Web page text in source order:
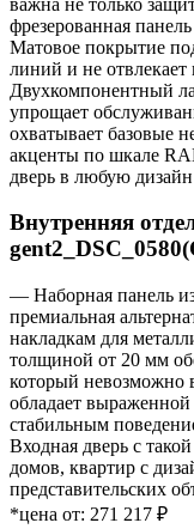
фрезерованная
Матовое покрытие
линий и не
Двухкомпонентный
упрощает
охватывает базовые
акценты по шкале
дверь в любую
Внутренняя
— Наборная панель из
премиальная
накладкам для
толщиной от 20 мм
который невозможно
обладает
стабильным
Входная дверь с
домов, квартир с
представительских
*цена от: 271 217 ₽